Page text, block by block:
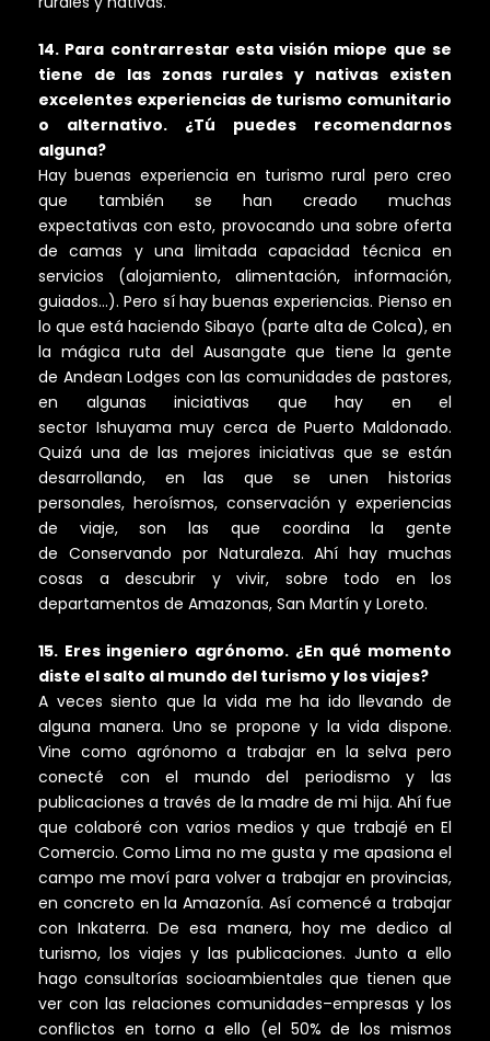
14. Para contrarrestar esta visión miope que se
tiene de las zonas rurales y nativas existen
excelentes experiencias de turismo comunitario
o alternativo. ¿Tú puedes recomendarnos
alguna?
Hay buenas experiencia en turismo rural pero creo
que también se han creado muchas
expectativas con esto, provocando una sobre oferta
de camas y una limitada capacidad técnica en
servicios (alojamiento, alimentación, información,
guiados…). Pero sí hay buenas experiencias. Pienso en
lo que está haciendo Sibayo (parte alta de Colca), en
la mágica ruta del Ausangate que tiene la gente
de Andean Lodges con las comunidades de pastores,
en algunas iniciativas que hay en el
sector Ishuyama muy cerca de Puerto Maldonado.
Quizá una de las mejores iniciativas que se están
desarrollando, en las que se unen historias
personales, heroísmos, conservación y experiencias
de viaje, son las que coordina la gente
de Conservando por Naturaleza. Ahí hay muchas
cosas a descubrir y vivir, sobre todo en los
departamentos de Amazonas, San Martín y Loreto.
15. Eres ingeniero agrónomo. ¿En qué momento
diste el salto al mundo del turismo y los viajes?
A veces siento que la vida me ha ido llevando de
alguna manera. Uno se propone y la vida dispone.
Vine como agrónomo a trabajar en la selva pero
conecté con el mundo del periodismo y las
publicaciones a través de la madre de mi hija. Ahí fue
que colaboré con varios medios y que trabajé en El
Comercio. Como Lima no me gusta y me apasiona el
campo me moví para volver a trabajar en provincias,
en concreto en la Amazonía. Así comencé a trabajar
con Inkaterra. De esa manera, hoy me dedico al
turismo, los viajes y las publicaciones. Junto a ello
hago consultorías socioambientales que tienen que
ver con las relaciones comunidades–empresas y los
conflictos en torno a ello (el 50% de los mismos